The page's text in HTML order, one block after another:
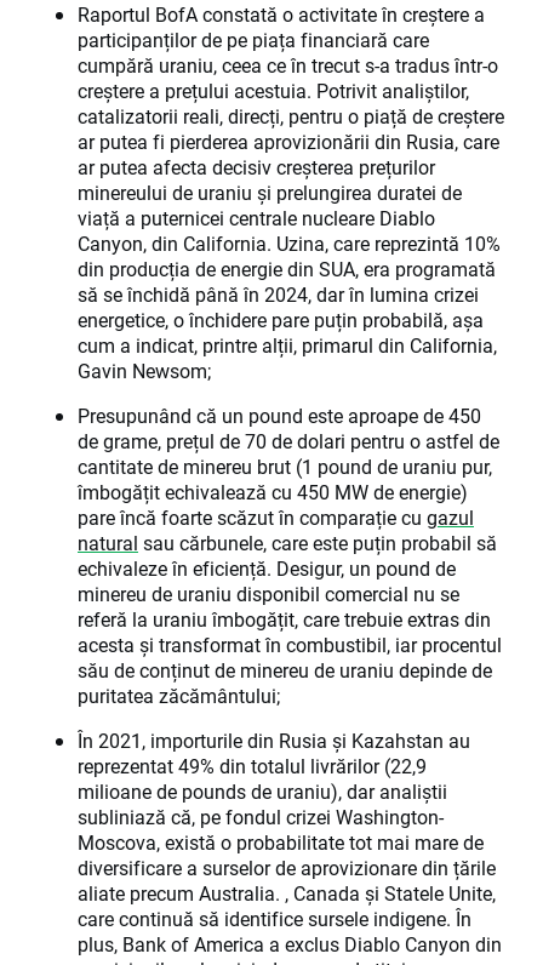
Raportul BofA constată o activitate în creștere a
participanților de pe piața financiară care
cumpără uraniu, ceea ce în trecut s-a tradus într-o
creștere a prețului acestuia. Potrivit analiștilor,
catalizatorii reali, direcți, pentru o piață de creștere
ar putea fi pierderea aprovizionării din Rusia, care
ar putea afecta decisiv creșterea prețurilor
minereului de uraniu și prelungirea duratei de
viață a puternicei centrale nucleare Diablo
Canyon, din California. Uzina, care reprezintă 10%
din producția de energie din SUA, era programată
să se închidă până în 2024, dar în lumina crizei
energetice, o închidere pare puțin probabilă, așa
cum a indicat, printre alții, primarul din California,
Gavin Newsom;
Presupunând că un pound este aproape de 450
de grame, prețul de 70 de dolari pentru o astfel de
cantitate de minereu brut (1 pound de uraniu pur,
îmbogățit echivalează cu 450 MW de energie)
pare încă foarte scăzut în comparație cu gazul
natural sau cărbunele, care este puțin probabil să
echivaleze în eficiență. Desigur, un pound de
minereu de uraniu disponibil comercial nu se
referă la uraniu îmbogățit, care trebuie extras din
acesta și transformat în combustibil, iar procentul
său de conținut de minereu de uraniu depinde de
puritatea zăcământului;
În 2021, importurile din Rusia și Kazahstan au
reprezentat 49% din totalul livrărilor (22,9
milioane de pounds de uraniu), dar analiștii
subliniază că, pe fondul crizei Washington-
Moscova, există o probabilitate tot mai mare de
diversificare a surselor de aprovizionare din țările
aliate precum Australia. , Canada și Statele Unite,
care continuă să identifice sursele indigene. În
plus, Bank of America a exclus Diablo Canyon din